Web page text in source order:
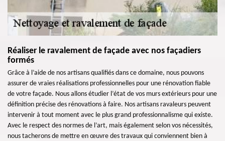
Réaliser le ravalement de façade avec nos façadiers
formés
Grâce à l’aide de nos artisans qualifiés dans ce domaine, nous pouvons
assurer de vraies réalisations professionnelles pour une rénovation fiable
de votre façade. Nous allons étudier l’état de vos murs extérieurs pour une
définition précise des rénovations à faire. Nos artisans ravaleurs peuvent
intervenir à tout moment avec le plus grand professionnalisme qui existe.
Avec le respect des normes de l’art, mais également selon vos nécessités,
nous tacherons de mettre en œuvre des travaux qui conviennent bien à